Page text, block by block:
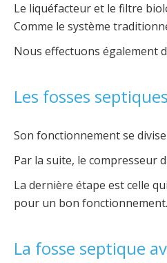
Le liquéfacteur et le filtre
Comme le système
Nous effectuons également
Les fosses
Son fonctionnement se
Par la suite, le compresseur
La dernière étape est celle
pour un bon fonctionnement.
La fosse septique